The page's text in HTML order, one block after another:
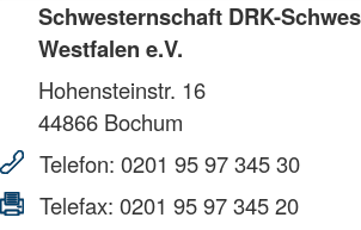
Schwesternschaft DRK-
Westfalen e.V.
Hohensteinstr. 16
44866 Bochum
Telefon: 0201 95 97 345 30
Telefax: 0201 95 97 345 20